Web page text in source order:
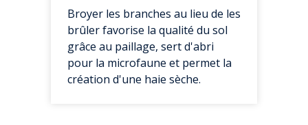
Broyer les branches au lieu de les
brûler favorise la qualité du sol
grâce au paillage, sert d'abri
pour la microfaune et permet la
création d'une haie sèche.